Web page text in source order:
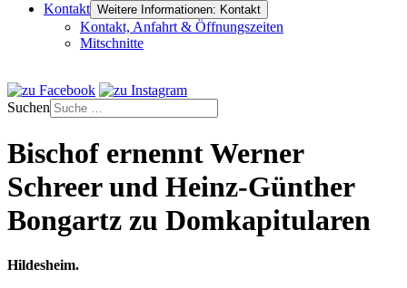
Kontakt Weitere Informationen: Kontakt
Kontakt, Anfahrt & Öffnungszeiten
Mitschnitte
Suchen
Bischof ernennt Werner
Schreer und Heinz-Günther
Bongartz zu Domkapitularen
Hildesheim.